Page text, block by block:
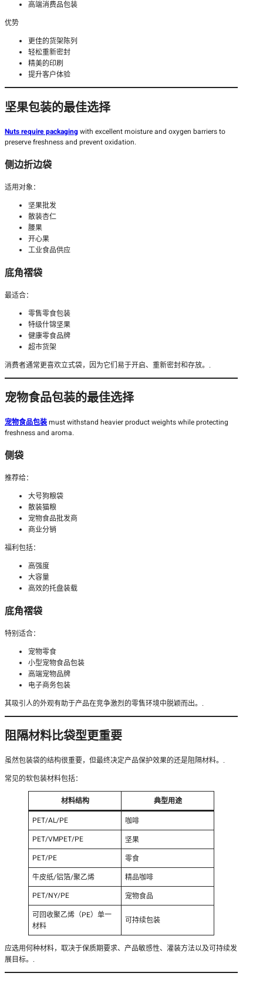
高端消费品包装
优势
更佳的货架陈列
轻松重新密封
精美的印刷
提升客户体验
坚果包装的最佳选择
Nuts require packagingwith excellent moisture and oxygen barriers to
preserve freshness and prevent oxidation.
侧边折边袋
适用对象：
坚果批发
散装杏仁
腰果
开心果
工业食品供应
底角褶袋
最适合：
零售零食包装
特级什锦坚果
健康零食品牌
超市货架
消费者通常更喜欢立式袋，因为它们易于开启、重新密封和存放。.
宠物食品包装的最佳选择
宠物食品包装must withstand heavier product weights while protecting
freshness and aroma.
侧袋
推荐给：
大号狗粮袋
散装猫粮
宠物食品批发商
商业分销
福利包括：
高强度
大容量
高效的托盘装载
底角褶袋
特别适合：
宠物零食
小型宠物食品包装
高端宠物品牌
电子商务包装
其吸引人的外观有助于产品在竞争激烈的零售环境中脱颖而出。.
阻隔材料比袋型更重要
虽然包装袋的结构很重要，但最终决定产品保护效果的还是阻隔材料。.
常见的软包装材料包括：
材料结构
典型用途
PET/AL/PE
咖啡
PET/VMPET/PE
坚果
PET/PE
零食
牛皮纸/铝箔/聚乙烯
精品咖啡
PET/NY/PE
宠物食品
可回收聚乙烯（PE）单一
材料
可持续包装
应选用何种材料，取决于保质期要求、产品敏感性、灌装方法以及可持续发
展目标。.